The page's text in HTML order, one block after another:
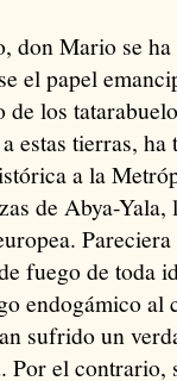
don Mario se
el papel
los
estas tierras,
a la
de Abya-
fuego de toda
endogámico al
sufrido un
el contrario,